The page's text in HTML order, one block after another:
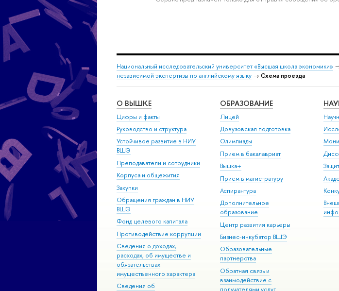
Национальный исследовательский университет «Высшая школа экономики»
независимой экспертизы по английскому языку → Схема проезда
О ВЫШКЕ
Цифры и факты
Руководство и структура
Устойчивое развитие в НИУ
ВШЭ
Преподаватели и сотрудники
Корпуса и общежития
Закупки
Обращения граждан в НИУ
ВШЭ
Фонд целевого капитала
Противодействие коррупции
Сведения о доходах,
расходах, об имуществе и
обязательствах
имущественного характера
Сведения об
ОБРАЗОВАНИЕ
Лицей
Довузовская подготовка
Олимпиады
Прием в бакалавриат
Вышка+
Прием в магистратуру
Аспирантура
Дополнительное
образование
Центр развития карьеры
Бизнес-инкубатор ВШЭ
Образовательные
партнерства
Обратная связь и
взаимодействие с
получателями услуг